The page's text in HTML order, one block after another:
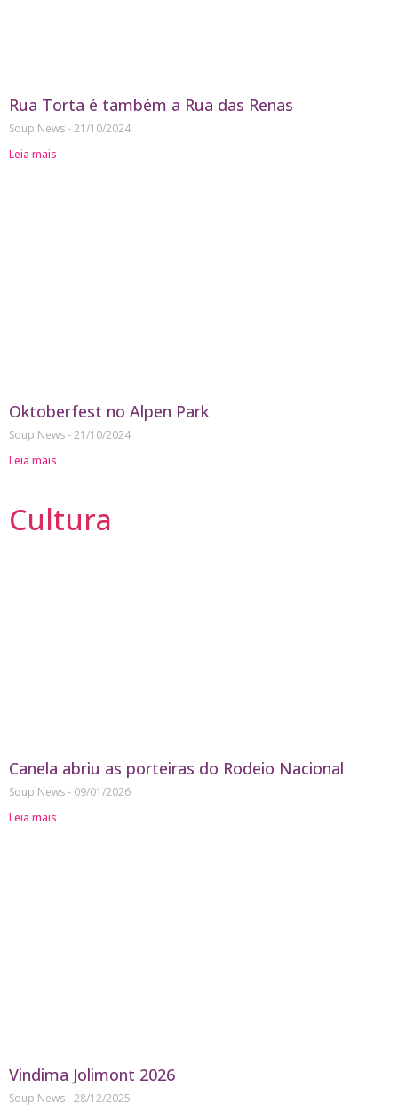
Rua Torta é também a Rua das Renas
Soup News 21/10/2024
Leia mais
Oktoberfest no Alpen Park
Soup News 21/10/2024
Leia mais
Cultura
Canela abriu as porteiras do Rodeio Nacional
Soup News
09/01/2026
Leia mais
Vindima Jolimont 2026
Soup News 28/12/2025